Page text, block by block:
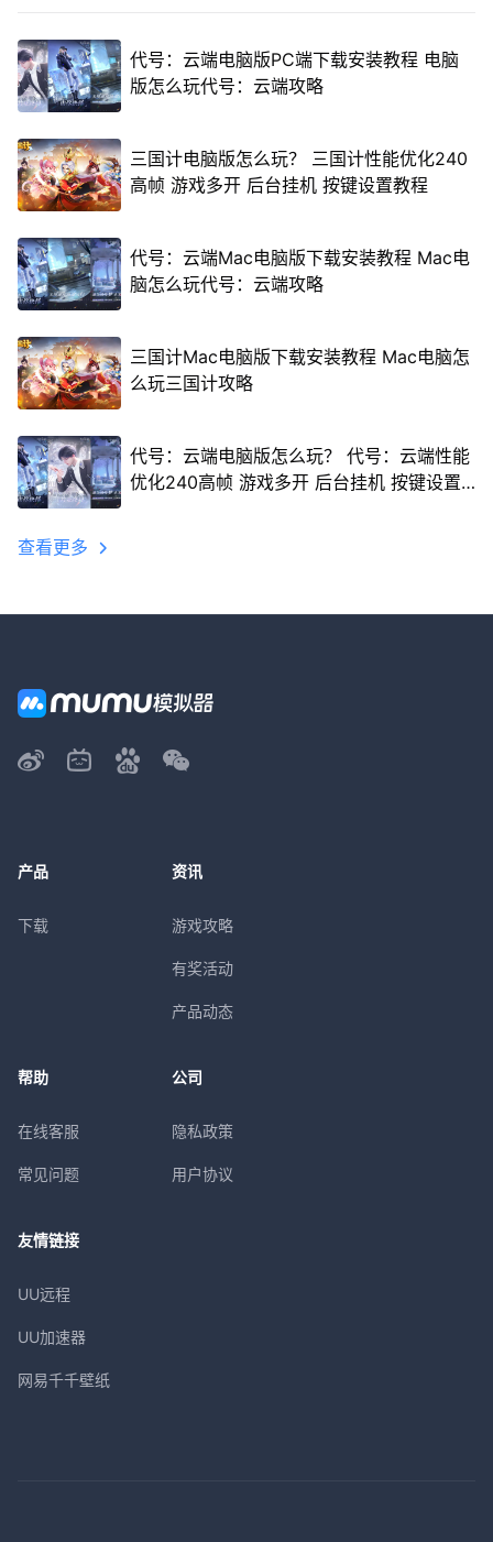
代号：云端电脑版PC端下载安装教程 电脑
版怎么玩代号：云端攻略
三国计电脑版怎么玩？ 三国计性能优化240
高帧 游戏多开 后台挂机 按键设置教程
代号：云端Mac电脑版下载安装教程 Mac电
脑怎么玩代号：云端攻略
三国计Mac电脑版下载安装教程 Mac电脑怎
么玩三国计攻略
代号：云端电脑版怎么玩？ 代号：云端性能
优化240高帧 游戏多开 后台挂机 按键设置
查看更多
产品
下载
资讯
游戏攻略
有奖活动
产品动态
帮助
在线客服
常见问题
公司
隐私政策
用户协议
友情链接
UU远程
UU加速器
网易千千壁纸